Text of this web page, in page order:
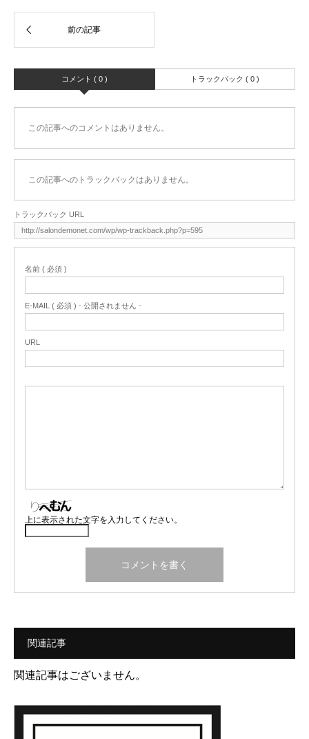
コメント ( 0 ) トラックバック ( 0 )
この記事へのコメントはありません。
この記事へのトラックバックはありません。
トラックバック URL
名前 ( 必須 )
E-MAIL ( 必須 ) - 公開されません -
URL
上に表示された文字を入力してください。
関連記事
関連記事はございません。